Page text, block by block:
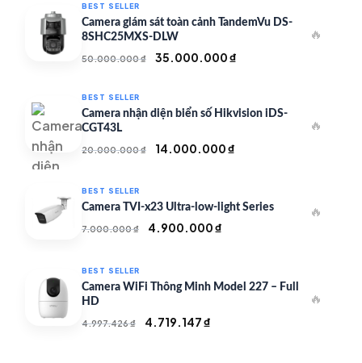
BEST SELLER
Camera giám sát toàn cảnh TandemVu DS-
8SHC25MXS-DLW
50.000.000₫
Giá
50.000.000 ₫.
35.000.000₫
là:
35.000.000 ₫.
🔥
BEST SELLER
Camera nhận diện biển số Hikvision iDS-
CGT43L
20.000.000₫
Giá
20.000.000 ₫.
14.000.000₫
là:
14.000.000 ₫.
🔥
BEST SELLER
Camera TVI-x23 Ultra-low-light Series
7.000.000₫
Giá
7.000.000 ₫.
4.900.000₫
là:
🔥
BEST SELLER
Camera WiFi Thông Minh Model 227 – Full
HD
4.997.426₫
Giá
4.719.147₫
🔥